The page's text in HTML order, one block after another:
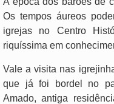
Os tempos áureos
igrejas no Centro
riquíssima em
Vale a visita nas
que já foi bordel no
Amado, antiga